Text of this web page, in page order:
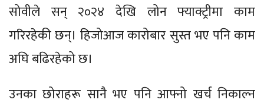
सोवीले सन् २०२४ देखि लोन फ्याक्ट्रीमा काम
गरिरहेकी छन्। हिजोआज कारोबार सुस्त भए पनि काम
अघि बढिरहेको छ।
उनका छोराहरू सानै भए पनि आफ्नो खर्च निकाल्न